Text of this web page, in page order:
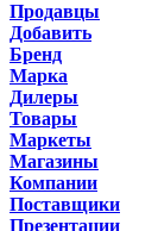
Продавцы
Добавить
Бренд
Марка
Дилеры
Товары
Маркеты
Магазины
Компании
Поставщики
Презентации